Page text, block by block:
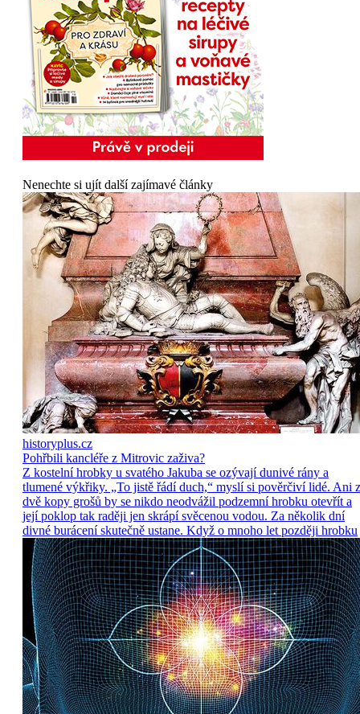
Nenechte si ujít další zajímavé články
historyplus.cz
Pohřbili kancléře z Mitrovic zaživa?
Z kostelní hrobky u svatého Jakuba se ozývají dunivé rány a
tlumené výkřiky. „To jistě řádí duch,“ myslí si pověrčiví lidé. Ani
dvě kopy grošů by se nikdo neodvážil podzemní hrobku otevřít a
její poklop tak raději jen skrápí svěcenou vodou. Za několik dní
divné burácení skutečně ustane. Když o mnoho let později hrobku